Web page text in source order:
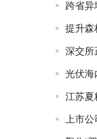
跨省异
提升森
深交所
光伏海
江苏
上市公